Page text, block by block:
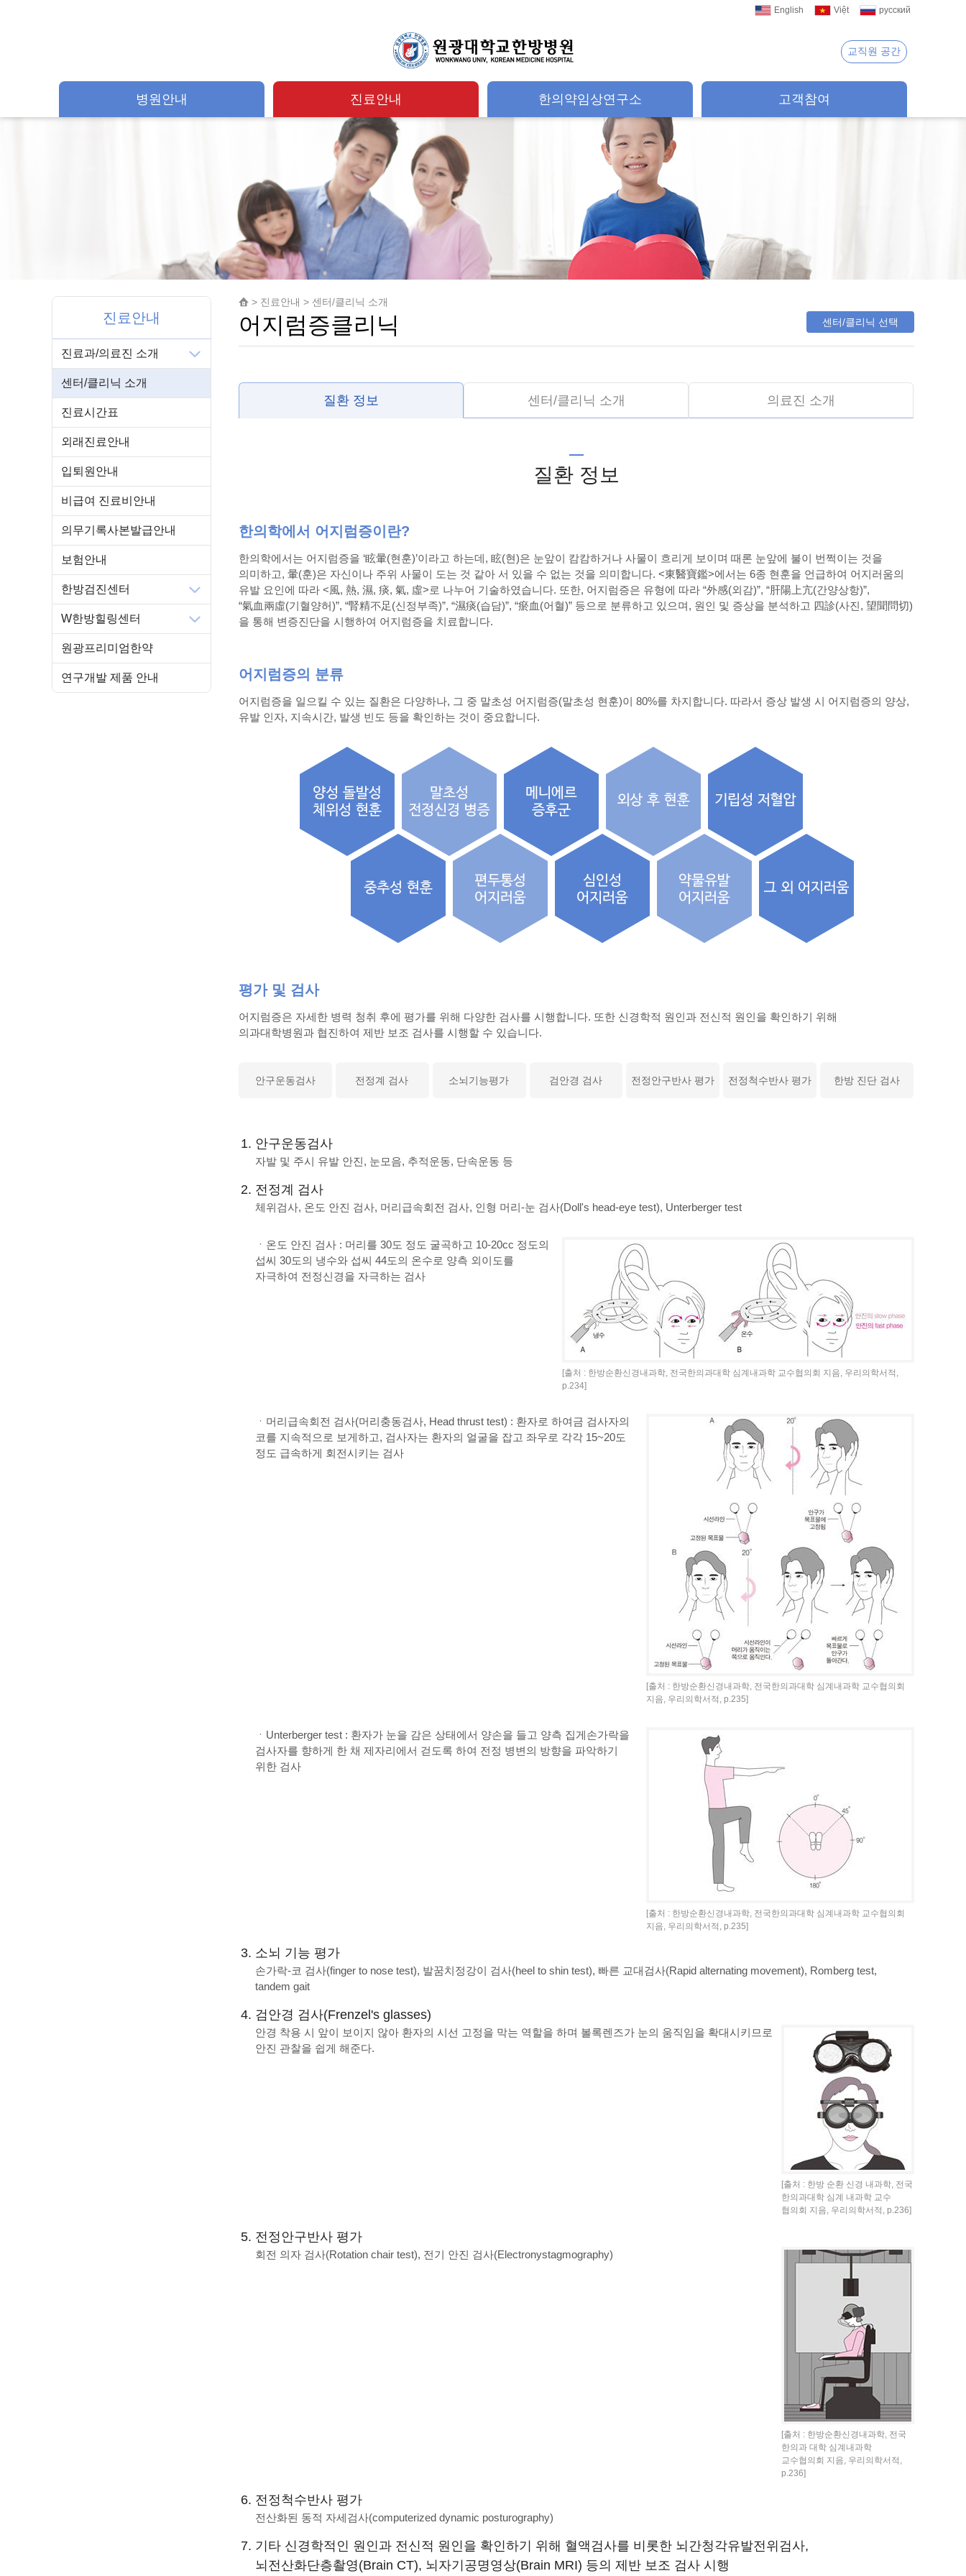
English Việt русский
교직원 공간
병원안내 진료안내 한의약임상연구소 고객참여
진료안내
진료과/의료진 소개
센터/클리닉 소개
진료시간표
외래진료안내
입퇴원안내
비급여 진료비안내
의무기록사본발급안내
보험안내
한방검진센터
W한방힐링센터
원광프리미엄한약
연구개발 제품 안내
> 진료안내 > 센터/클리닉 소개
어지럼증클리닉 센터/클리닉 선택
질환 정보 센터/클리닉 소개 의료진 소개
질환 정보
한의학에서 어지럼증이란?
한의학에서는 어지럼증을 ‘眩暈(현훈)’이라고 하는데, 眩(현)은 눈앞이 캄캄하거나 사물이 흐리게 보이며 때론 눈앞에 불이 번쩍이는 것을
의미하고, 暈(훈)은 자신이나 주위 사물이 도는 것 같아 서 있을 수 없는 것을 의미합니다. <東醫寶鑑>에서는 6종 현훈을 언급하여 어지러움의
유발 요인에 따라 <風, 熱, 濕, 痰, 氣, 虛>로 나누어 기술하였습니다. 또한, 어지럼증은 유형에 따라 “外感(외감)”, “肝陽上亢(간양상항)”,
“氣血兩虛(기혈양허)”, “腎精不足(신정부족)”, “濕痰(습담)”, “瘀血(어혈)” 등으로 분류하고 있으며, 원인 및 증상을 분석하고 四診(사진, 望聞問切)
을 통해 변증진단을 시행하여 어지럼증을 치료합니다.
어지럼증의 분류
어지럼증을 일으킬 수 있는 질환은 다양하나, 그 중 말초성 어지럼증(말초성 현훈)이 80%를 차지합니다. 따라서 증상 발생 시 어지럼증의 양상,
유발 인자, 지속시간, 발생 빈도 등을 확인하는 것이 중요합니다.
평가 및 검사
어지럼증은 자세한 병력 청취 후에 평가를 위해 다양한 검사를 시행합니다. 또한 신경학적 원인과 전신적 원인을 확인하기 위해
의과대학병원과 협진하여 제반 보조 검사를 시행할 수 있습니다.
안구운동검사 전정계 검사 소뇌기능평가 검안경 검사 전정안구반사 평가 전정척수반사 평가 한방 진단 검사
안구운동검사
자발 및 주시 유발 안진, 눈모음, 추적운동, 단속운동 등
전정계 검사
체위검사, 온도 안진 검사, 머리급속회전 검사, 인형 머리-눈 검사(Doll's head-eye test), Unterberger test
ㆍ온도 안진 검사 : 머리를 30도 정도 굴곡하고 10-20cc 정도의
섭씨 30도의 냉수와 섭씨 44도의 온수로 양측 외이도를
자극하여 전정신경을 자극하는 검사
[출처 : 한방순환신경내과학, 전국한의과대학 심계내과학 교수협의회 지음, 우리의학서적,
p.234]
ㆍ머리급속회전 검사(머리충동검사, Head thrust test) : 환자로 하여금 검사자의
코를 지속적으로 보게하고, 검사자는 환자의 얼굴을 잡고 좌우로 각각 15~20도
정도 급속하게 회전시키는 검사
[출처 : 한방순환신경내과학, 전국한의과대학 심계내과학 교수협의회
지음, 우리의학서적, p.235]
ㆍUnterberger test : 환자가 눈을 감은 상태에서 양손을 들고 양측 집게손가락을
검사자를 향하게 한 채 제자리에서 걷도록 하여 전정 병변의 방향을 파악하기
위한 검사
[출처 : 한방순환신경내과학, 전국한의과대학 심계내과학 교수협의회
지음, 우리의학서적, p.235]
소뇌 기능 평가
손가락-코 검사(finger to nose test), 발꿈치정강이 검사(heel to shin test), 빠른 교대검사(Rapid alternating movement), Romberg test,
tandem gait
검안경 검사(Frenzel's glasses)
안경 착용 시 앞이 보이지 않아 환자의 시선 고정을 막는 역할을 하며 볼록렌즈가 눈의 움직임을 확대시키므로
안진 관찰을 쉽게 해준다.
[출처 : 한방 순환 신경 내과학, 전국
한의과대학 심계 내과학 교수
협의회 지음, 우리의학서적, p.236]
전정안구반사 평가
회전 의자 검사(Rotation chair test), 전기 안진 검사(Electronystagmography)
[출처 : 한방순환신경내과학, 전국
한의과 대학 심계내과학
교수협의회 지음, 우리의학서적,
p.236]
전정척수반사 평가
전산화된 동적 자세검사(computerized dynamic posturography)
기타 신경학적인 원인과 전신적 원인을 확인하기 위해 혈액검사를 비롯한 뇌간청각유발전위검사,
뇌전산화단층촬영(Brain CT), 뇌자기공명영상(Brain MRI) 등의 제반 보조 검사 시행